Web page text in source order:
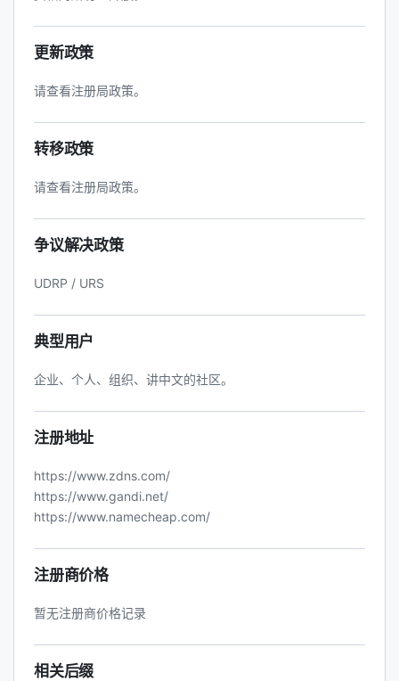
更新政策
请查看注册局政策。
转移政策
请查看注册局政策。
争议解决政策
UDRP / URS
典型用户
企业、个人、组织、讲中文的社区。
注册地址
https://www.zdns.com/
https://www.gandi.net/
https://www.namecheap.com/
注册商价格
暂无注册商价格记录
相关后缀